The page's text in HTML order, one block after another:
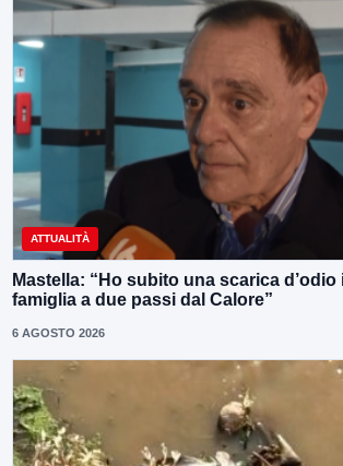
ATTUALITÀ
Mastella: “Ho subito una scarica
famiglia a due passi dal Calore”
6 AGOSTO 2026